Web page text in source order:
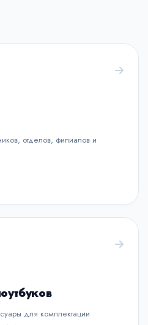
отделов, филиалов и
для комплектации